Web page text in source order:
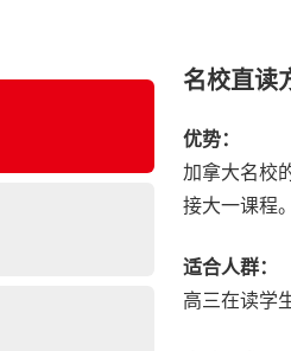
名校直读
优势：
加拿大名校
接大一课程。
适合人群：
高三在读学